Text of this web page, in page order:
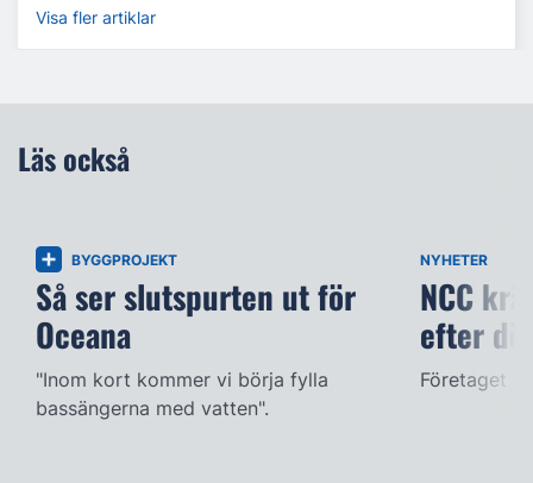
Visa fler artiklar
Läs också
BYGGPROJEKT
Så ser slutspurten ut för
Oceana
"Inom kort kommer vi börja fylla
bassängerna med vatten".
NYHETER
NCC
efter
Företaget